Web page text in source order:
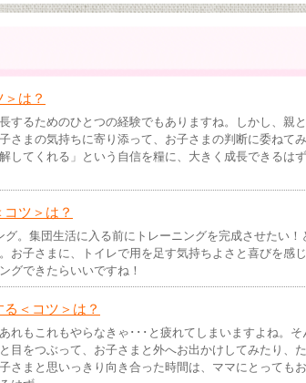
は？
するためのひとつの経験でもありますね。しかし、親
さまの気持ちに寄り添って、お子さまの判断に委ねて
してくれる」という自信を糧に、大きく成長できるは
ツ＞は？
。集団生活に入る前にトレーニングを完成させたい！
お子さまに、トイレで用を足す気持ちよさと喜びを感
グできたらいいですね！
＜コツ＞は？
れもこれもやらなきゃ･･･と疲れてしまいますよね。そ
目をつぶって、お子さまと外へお出かけしてみたり、
さまと思いっきり向き合った時間は、ママにとっても